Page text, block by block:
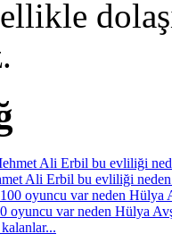
Ali Erbil bu evliliği neden
var neden Hülya